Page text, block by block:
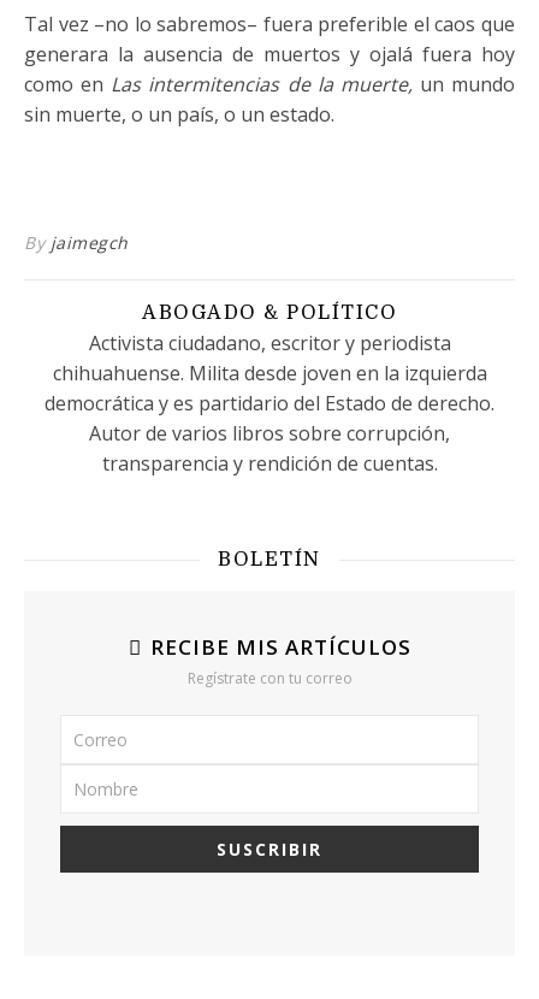
Tal vez –no lo sabremos– fuera preferible el caos que
generara la ausencia de muertos y ojalá fuera hoy
como en Las intermitencias de la muerte,un mundo
sin muerte, o un país, o un estado.
By jaimegch
ABOGADO & POLÍTICO
Activista ciudadano, escritor y periodista
chihuahuense. Milita desde joven en la izquierda
democrática y es partidario del Estado de derecho.
Autor de varios libros sobre corrupción,
transparencia y rendición de cuentas.
BOLETÍN
RECIBE MIS ARTÍCULOS
Regístrate con tu correo